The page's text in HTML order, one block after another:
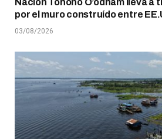
por el muro construído entre
03/08/2026